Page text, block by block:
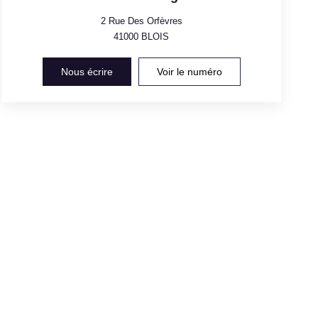
2 Rue Des Orfèvres
41000 BLOIS
Nous écrire Voir le numéro